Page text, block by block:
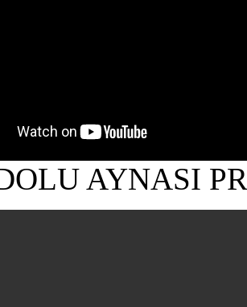
AYNASI